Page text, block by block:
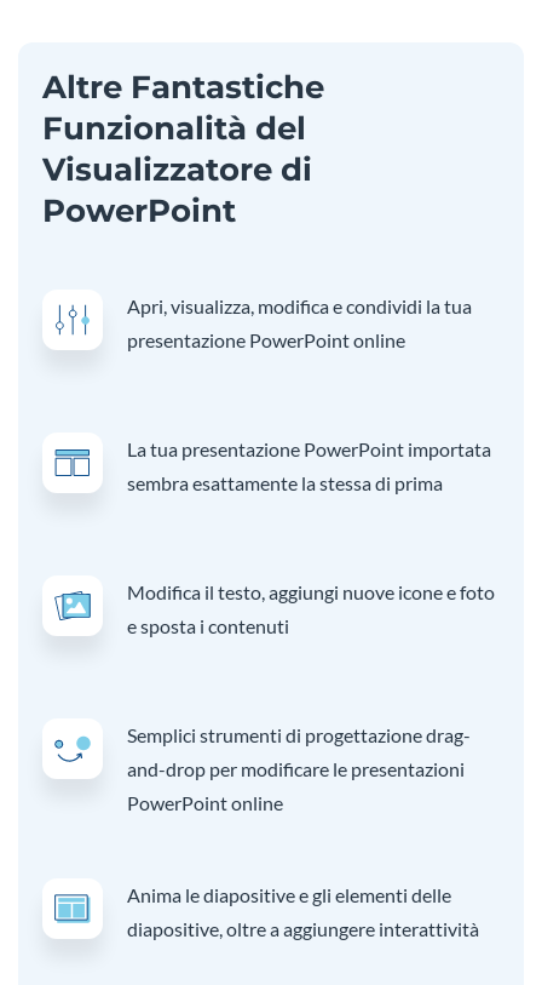
Altre Fantastiche
Funzionalità del
Visualizzatore di
PowerPoint
Apri, visualizza, modifica e condividi la tua
presentazione PowerPoint online
La tua presentazione PowerPoint importata
sembra esattamente la stessa di prima
Modifica il testo, aggiungi nuove icone e foto
e sposta i contenuti
Semplici strumenti di progettazione drag-
and-drop per modificare le presentazioni
PowerPoint online
Anima le diapositive e gli elementi delle
diapositive, oltre a aggiungere interattività